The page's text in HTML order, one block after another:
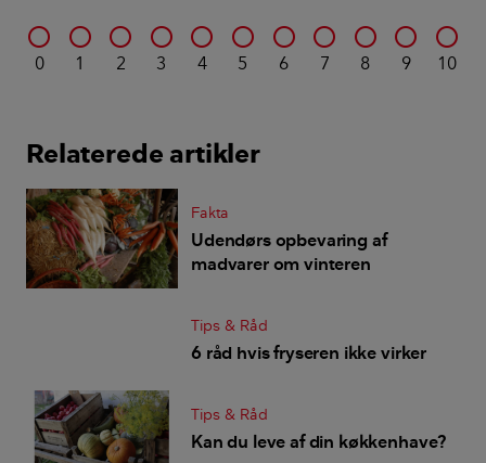
0 1 2 3 4 5 6 7 8 9 10
Relaterede artikler
Fakta
Udendørs opbevaring af
madvarer om vinteren
Tips & Råd
6 råd hvis fryseren ikke virker
Tips & Råd
Kan du leve af din køkkenhave?